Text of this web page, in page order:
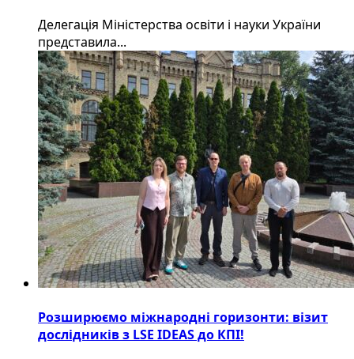
Делегація Міністерства освіти і науки України
представила...
Розширюємо міжнародні горизонти: візит
дослідників з LSE IDEAS до КПІ!